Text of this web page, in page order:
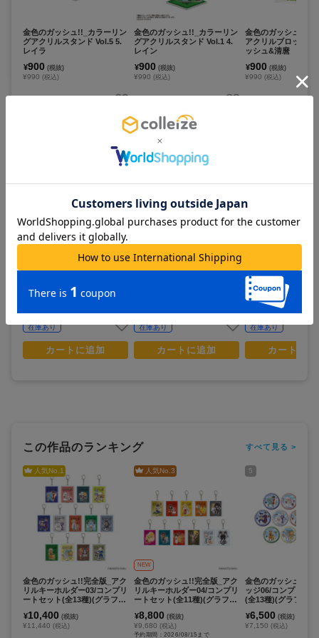
金色のガッシュ!!_カラーリン
グアクリルスタンド Vol.5 5.
レイラ
¥900 (税抜)
¥990 (税込)
金色のガッシュ!!_ビジュアル
900 (税抜)
在庫あり
カートに追加
金色のガッシュ!!_カラーリン
グアクリルスタンド Vol.1 4.
レイン
¥900 (税抜)
¥990 (税込)
カートに追加
金色のガッシュ!!_ビジュアル
アクリルブロック Vol.2 3.LE
在庫あり
カートに追加
金色のガッシュ!!_ビ
アクリルブロック
ッシュ&清麿
¥900 (税抜)
¥990 (税込)
VEL.241 何をやって
¥900 (税抜)
¥990(税込)
在庫あり
カートに
この作品のランキング すべて見る >
人気No.1
金色のガッシュ!!完全版_アク
リルキーホルダー03/コンプリ
ートセット(全13種)(グラフア
セット/13個入り】
¥10,400 (税抜)
¥11,440 (税込)
人気No.3
NEW
金色のガッシュ!!完全版_アク
リルキーホルダー04/コンプリ
ートセット(全11種)(グラフア
セット／11個入り】
¥8,800 (税抜)
¥9,680 (税込)
予約期間：2026/08/15まで
5
金色のガッシュ!!完
ッジ06/コンプリー
(全13種)(グラフアー
個入り】
¥6,500 (税抜)
¥7,150 (税込)